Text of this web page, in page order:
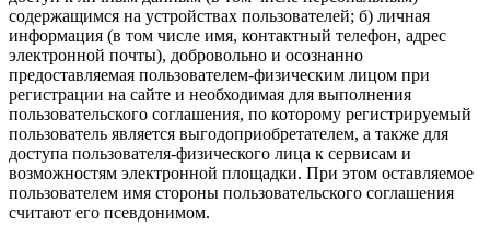
содержащимся на устройствах пользователей; б) личная
информация (в том числе имя, контактный телефон, адрес
электронной почты), добровольно и осознанно
предоставляемая пользователем-физическим лицом при
регистрации на сайте и необходимая для выполнения
пользовательского соглашения, по которому регистрируемый
пользователь является выгодоприобретателем, а также для
доступа пользователя-физического лица к сервисам и
возможностям электронной площадки. При этом оставляемое
пользователем имя стороны пользовательского соглашения
считают его псевдонимом.